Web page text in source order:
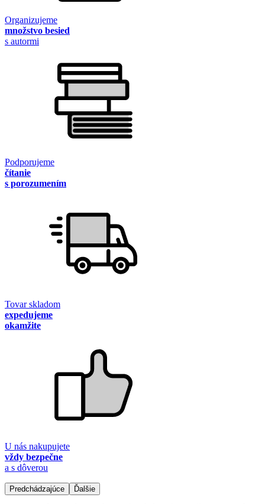
Organizujeme
množstvo besied
s autormi
Podporujeme
čítanie
s porozumením
Tovar skladom
expedujeme
okamžite
U nás nakupujete
vždy bezpečne
a s dôverou
Predchádzajúce Ďalšie